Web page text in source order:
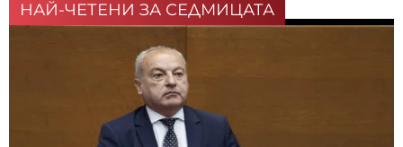
НАЙ-ЧЕТЕНИ ЗА СЕДМИЦАТА